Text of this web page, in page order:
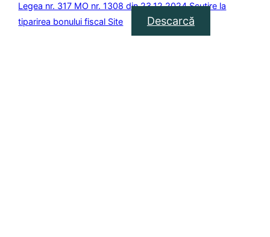
Legea nr. 317 MO nr. 1308 din 23.12.2024 Scutire la
tiparirea bonului fiscal Site
Descarcă